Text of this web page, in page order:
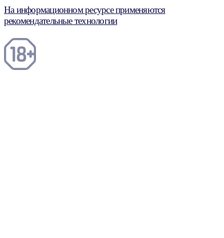
На информационном ресурсе применяются
рекомендательные технологии